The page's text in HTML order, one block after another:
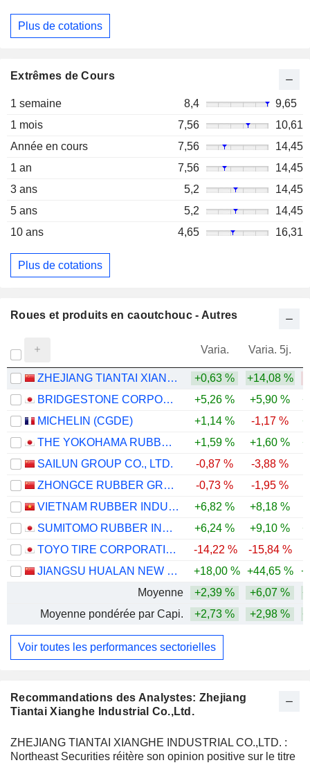
Recommandations des Analystes: Zhejiang
Tiantai Xianghe Industrial Co.,Ltd.
ZHEJIANG TIANTAI XIANGHE INDUSTRIAL CO.,LTD. :
Northeast Securities réitère son opinion positive sur le titre
Plus de cotations
Extrêmes de Cours
1 semaine 8,4
9,65
1 mois
7,56
10,61
Année en cours
7,56
14,45
1 an
7,56
14,45
3 ans
5,2
14,45
5 ans
5,2
14,45
10 ans
4,65 16,31
Plus de cotations
Roues et produits en caoutchouc - Autres
Varia. Varia. 5j.
ZHEJIANG TIANTAI XIANGHE INDUSTRIAL CO.,LTD. +0,63 % +14,08 %
BRIDGESTONE CORPORATION
+5,26 % +5,90 %
MICHELIN (CGDE)
+1,14 % -1,17 %
THE YOKOHAMA RUBBER COMPANY, LIMITED
+1,59 % +1,60 %
SAILUN GROUP CO., LTD.
-0,87 % -3,88 %
ZHONGCE RUBBER GROUP CO., LTD.
-0,73 % -1,95 %
VIETNAM RUBBER INDUSTRY GROUP -
+6,82 % +8,18 %
SUMITOMO RUBBER INDUSTRIES, LTD.
+6,24 % +9,10 %
TOYO TIRE CORPORATION
-14,22 % -15,84 %
JIANGSU HUALAN NEW PHARMACEUTICAL MATERIAL CO.,LTD.
+18,00 % +44,65 %
Moyenne
+2,39 % +6,07 %
Moyenne pondérée par Capi.
+2,73 % +2,98 %
Voir toutes les performances sectorielles